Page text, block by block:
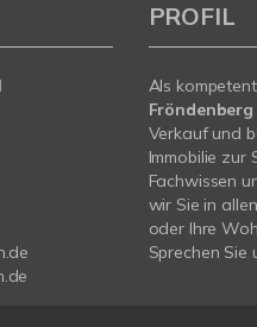
PROFIL
Als
Fröndenberg
Verkauf und
Immobilie zur
Fachwissen
wir Sie in
oder Ihre
Sprechen Sie